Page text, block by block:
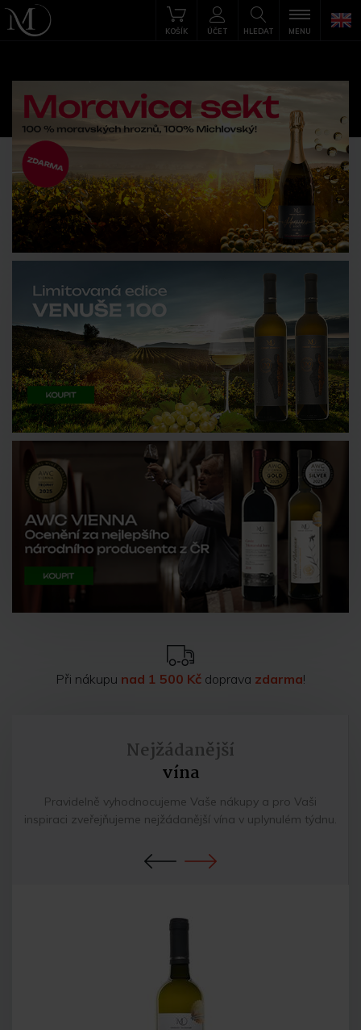
HLEDAT
KOŠÍK ÚČET MENU
Při nákupu nad 1 500 Kč doprava zdarma!
Nejžádanější
vína
Pravidelně vyhodnocujeme Vaše nákupy a pro Vaši
inspiraci zveřejňujeme nejžádanější vína v uplynulém týdnu.
Previous